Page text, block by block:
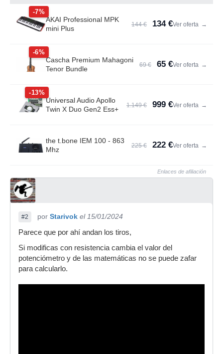
-7%
AKAI Professional MPK
mini Plus
144 € 134 €Ver oferta →
-6%
Cascha Premium Mahagoni
Tenor Bundle
69 € 65 €Ver oferta →
-13%
Universal Audio Apollo
Twin X Duo Gen2 Ess+
1.149 € 999 €Ver oferta →
the t.bone IEM 100 - 863
Mhz
225 € 222 €Ver oferta →
Enlaces de afiliación
#2 por Starivok el 15/01/2024
Parece que por ahí andan los tiros,
Si modificas con resistencia cambia el valor del
potenciómetro y de las matemáticas no se puede zafar
para calcularlo.